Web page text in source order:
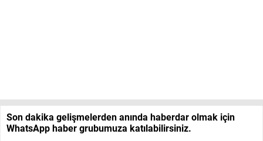
Son dakika gelişmelerden anında haberdar olmak için
WhatsApp haber grubumuza katılabilirsiniz.